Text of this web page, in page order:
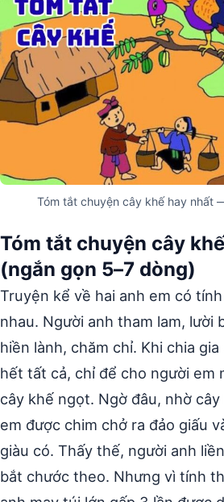
Tóm tắt chuyện cây khế hay nhất
Tóm tắt chuyện cây
(ngắn gọn 5–7 dòng)
Truyện kể về hai anh em có
nhau. Người anh tham lam, lười
hiền lành, chăm chỉ. Khi chia
hết tất cả, chỉ để cho người em
cây khế ngọt. Ngờ đâu, nhờ
em được chim chở ra đảo giấu
giàu có. Thấy thế, người anh
bắt chước theo. Nhưng vì tính